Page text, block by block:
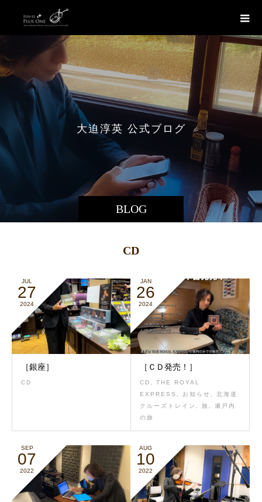
BLOG
大迫淳英 公式ブ ロ グ
CD
JUL
27
2024
［銀座］
CD
JAN
26
2024
［ＣＤ発売！］
CD , THE ROYAL
EXPRESS , お知らせ , 北海道
クルーズトレイン , 旅 , 瀬戸内
の旅
SEP
07
2022
AUG
10
2022